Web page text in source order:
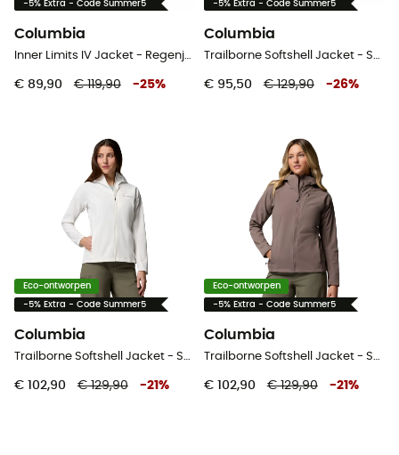
-5% Extra - Code Summer5
Columbia
Inner Limits IV Jacket - Regenjas - Dames
€ 89,90 € 119,90 -25%
-5% Extra - Code Summer5
Columbia
Trailborne Softshell Jacket - Softshelljack - Dames
€ 95,50 € 129,90 -26%
Eco-ontworpen
-5% Extra - Code Summer5
Columbia
Trailborne Softshell Jacket - Softshelljack - Dames
€ 102,90 € 129,90 -21 %
Eco-ontworpen
-5% Extra - Code Summer5
Columbia
Trailborne Softshell Jacket - Softshelljack - Dames
€ 102,90 € 129,90 -21 %